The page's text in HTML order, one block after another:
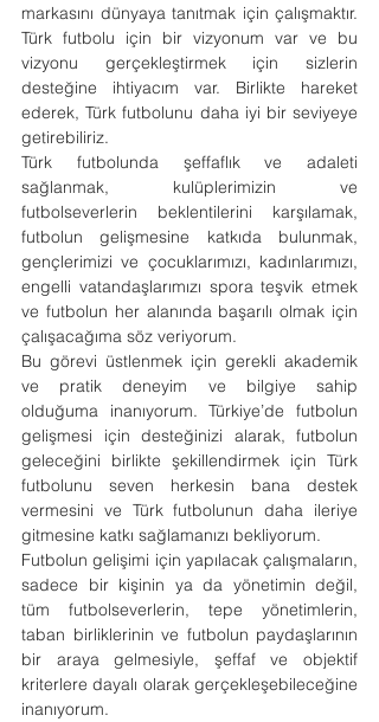
markasını dünyaya tanıtmak için çalışmaktır.
Türk futbolu için bir vizyonum var ve bu
vizyonu gerçekleştirmek için sizlerin
desteğine ihtiyacım var. Birlikte hareket
ederek, Türk futbolunu daha iyi bir seviyeye
getirebiliriz.
Türk futbolunda şeffaflık ve adaleti
sağlanmak, kulüplerimizin ve
futbolseverlerin beklentilerini karşılamak,
futbolun gelişmesine katkıda bulunmak,
gençlerimizi ve çocuklarımızı, kadınlarımızı,
engelli vatandaşlarımızı spora teşvik etmek
ve futbolun her alanında başarılı olmak için
çalışacağıma söz veriyorum.
Bu görevi üstlenmek için gerekli akademik
ve pratik deneyim ve bilgiye sahip
olduğuma inanıyorum. Türkiye’de futbolun
gelişmesi için desteğinizi alarak, futbolun
geleceğini birlikte şekillendirmek için Türk
futbolunu seven herkesin bana destek
vermesini ve Türk futbolunun daha ileriye
gitmesine katkı sağlamanızı bekliyorum.
Futbolun gelişimi için yapılacak çalışmaların,
sadece bir kişinin ya da yönetimin değil,
tüm futbolseverlerin, tepe yönetimlerin,
taban birliklerinin ve futbolun paydaşlarının
bir araya gelmesiyle, şeffaf ve objektif
kriterlere dayalı olarak gerçekleşebileceğine
inanıyorum.